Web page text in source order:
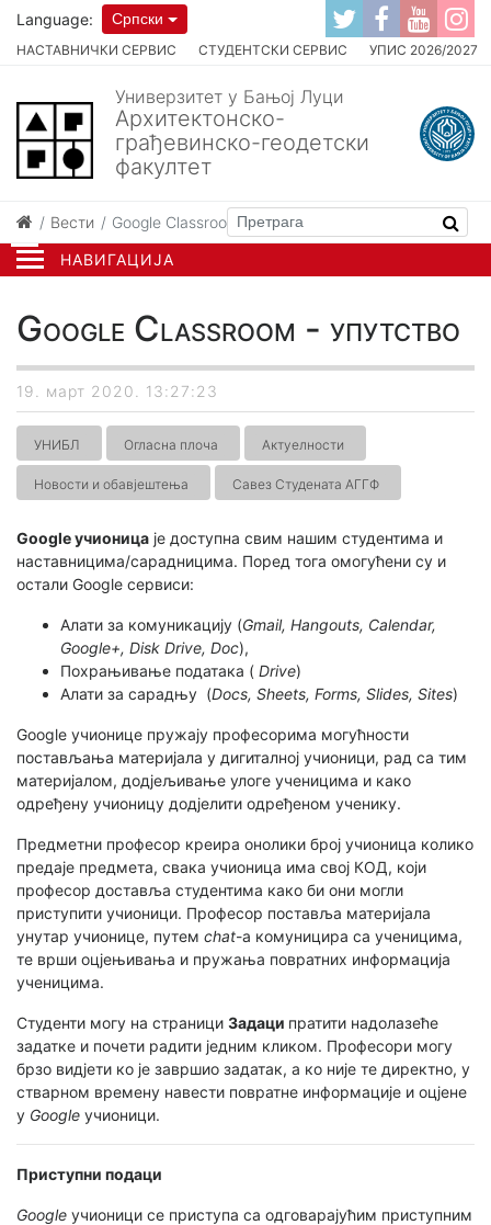
НАВИГАЦИЈА
НАСТАВНИЧКИ СЕРВИС СТУДЕНТСКИ СЕРВИС УПИС 2026/2027
Language: Српски
Универзитет у Бањој Луци
Архитектонско-
грађевинско-геодетски
факултет
Вести Google Classroom - упутство
Google Classroom - упутство
19. март 2020. 13:27:23
УНИБЛ Огласна плоча Актуелности
Новости и обавјештења Савез Студената АГГФ
Google учионица је доступна свим нашим студентима и
наставницима/сарадницима. Поред тога омогућени су и
остали Google сервиси:
Алати за комуникацију (Gmail, Hangouts, Calendar,
Google+, Disk Drive, Doc),
Похрањивање података ( Drive)
Алати за сарадњу (Docs, Sheets, Forms, Slides, Sites)
Google учионице пружају професорима могућности
постављања материјала у дигиталној учионици, рад са тим
материјалом, додјељивање улоге ученицима и како
одређену учионицу додјелити одређеном ученику.
Предметни професор креира онолики број учионица колико
предаје предмета, свака учионица има свој КОД, који
професор доставља студентима како би они могли
приступити учионици. Професор поставља материјала
унутар учионице, путем chat-а комуницира са ученицима,
те врши оцjењивања и пружања повратних информација
ученицима.
Студенти могу на страници Задаци пратити надолазеће
задатке и почети радити једним кликом. Професори могу
брзо видјети ко је завршио задатак, а ко није те директно, у
стварном времену навести повратне информације и оцјене
у Google учионици.
Приступни подаци
Google учионици се приступа са одговарајућим приступним